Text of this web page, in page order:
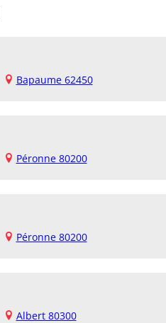
Bapaume 62450
Péronne 80200
Péronne 80200
Albert 80300